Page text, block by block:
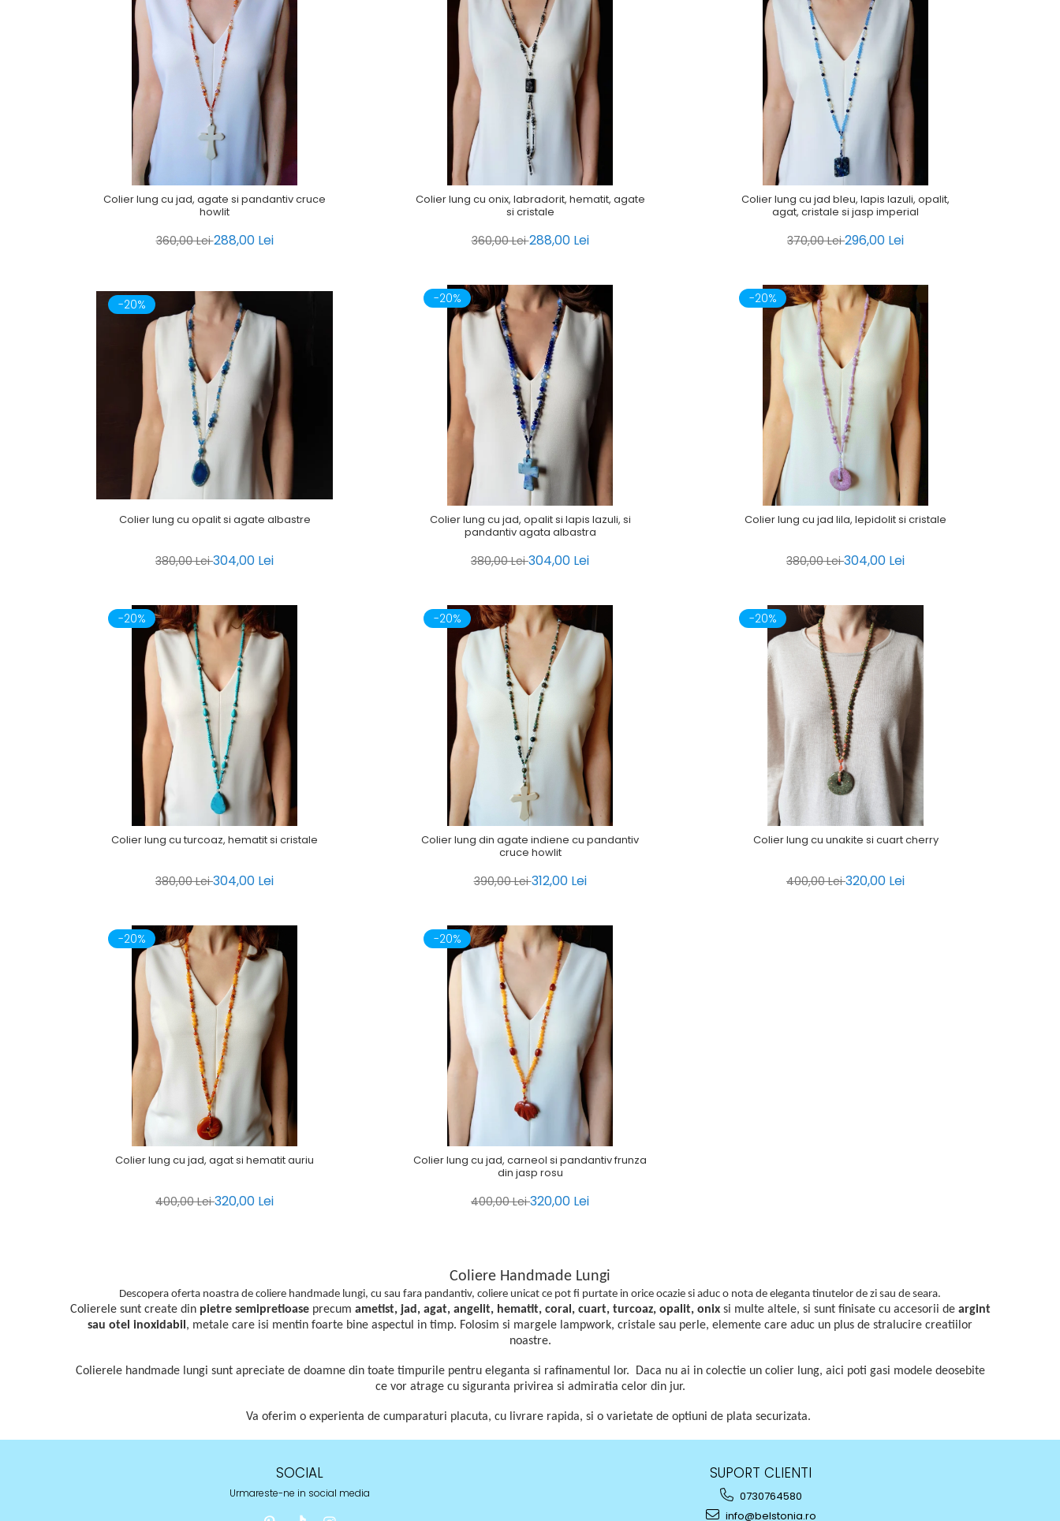
Colier lung cu jad, agate si pandantiv cruce
howlit
360,00 Lei288,00 Lei
Colier lung cu onix, labradorit, hematit, agate
si cristale
360,00 Lei288,00 Lei
Colier lung cu jad bleu, lapis lazuli, opalit,
agat, cristale si jasp imperial
370,00 Lei296,00 Lei
-20%
Colier lung cu opalit si agate albastre
380,00 Lei304,00 Lei
-20%
Colier lung cu jad, opalit si lapis lazuli, si
pandantiv agata albastra
380,00 Lei304,00 Lei
-20%
Colier lung cu jad lila, lepidolit si cristale
380,00 Lei304,00 Lei
-20%
Colier lung cu turcoaz, hematit si cristale
380,00 Lei304,00 Lei
-20%
Colier lung din agate indiene cu pandantiv
cruce howlit
390,00 Lei312,00 Lei
-20%
Colier lung cu unakite si cuart cherry
400,00 Lei320,00 Lei
-20%
Colier lung cu jad, agat si hematit auriu
400,00 Lei320,00 Lei
-20%
Colier lung cu jad, carneol si pandantiv frunza
din jasp rosu
400,00 Lei320,00 Lei
Coliere Handmade Lungi
Descopera oferta noastra de coliere handmade lungi, cu sau fara pandantiv, coliere unicat ce pot fi purtate in orice ocazie si aduc o nota de eleganta tinutelor de zi sau de seara.
Colierele sunt create din pietre semipretioaseprecum ametist, jad, agat, angelit, hematit, coral, cuart, turcoaz, opalit, onixsi multe altele, si sunt finisate cu accesorii de argint
sau otel inoxidabil , metale care isi mentin foarte bine aspectul in timp. Folosim si margele lampwork, cristale sau perle, elemente care aduc un plus de stralucire creatiilor
noastre.
Colierele handmade lungi sunt apreciate de doamne din toate timpurile pentru eleganta si rafinamentul lor. Daca nu ai in colectie un colier lung, aici poti gasi modele deosebite
ce vor atrage cu siguranta privirea si admiratia celor din jur.
Va oferim o experienta de cumparaturi placuta, cu livrare rapida, si o varietate de optiuni de plata securizata.
SOCIAL
Urmareste-ne in social media
SUPORT CLIENTI
0730764580
info@belstonia.ro